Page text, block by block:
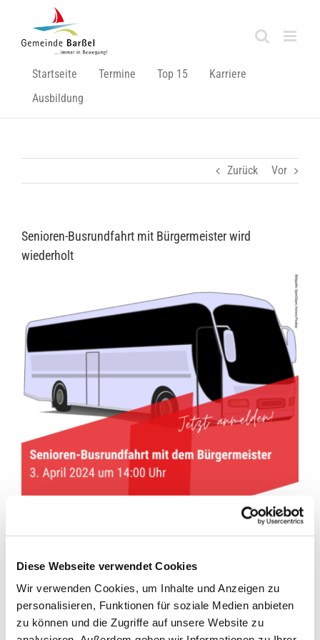
Diese Webseite verwendet Cookies
Wir verwenden Cookies, um Inhalte und Anzeigen zu
personalisieren, Funktionen für soziale Medien anbieten
zu können und die Zugriffe auf unsere Website zu
springen
Startseite Termine Top 15
Karriere
Ausbildung
Zurück Vor
Senioren-Busrundfahrt mit Bürgermeister wird
wiederholt
Anmeldungen für ersten Termin bis zum 18.
März möglich
Nachdem die Busrundfahrt mit Bürgermeister Nils Anhuth